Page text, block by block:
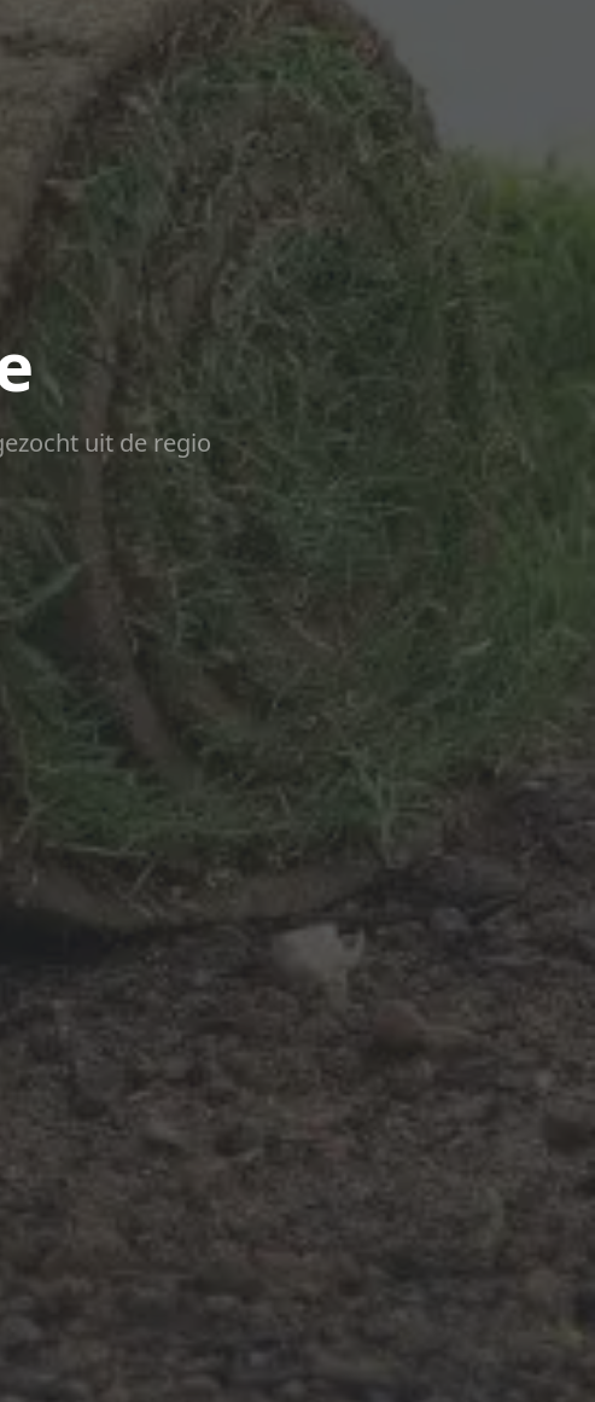
uit de regio